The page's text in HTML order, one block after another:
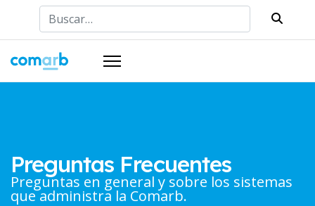
Buscar
Preguntas Frecuentes
Preguntas en general y sobre los sistemas
que administra la Comarb.